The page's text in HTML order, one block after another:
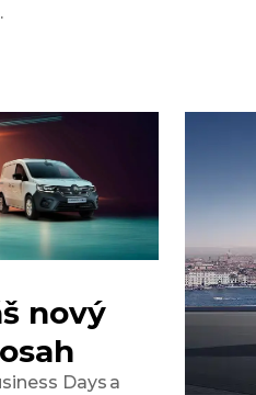
nový
Days a